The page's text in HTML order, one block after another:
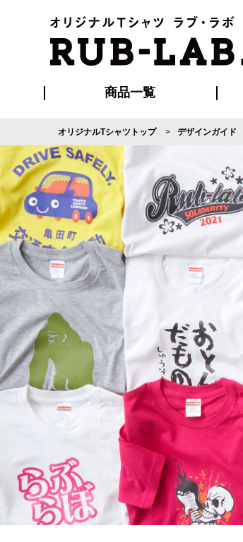
商品一覧
Tシャツ
ブルゾン・コート
ハッピ
オリジナルTシャツトップ デザインガイド